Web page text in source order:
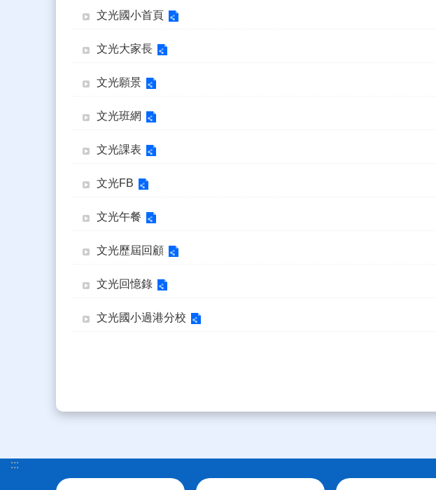
文光國小首頁
文光大家長
文光願景
文光班網
文光課表
文光FB
文光午餐
文光歷屆回顧
文光回憶錄
文光國小過港分校
:::